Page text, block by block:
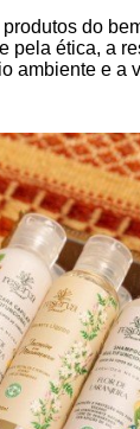
do
pela ética, a
ambiente e a